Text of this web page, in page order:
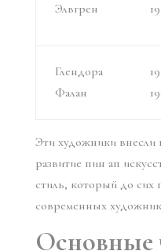
Элвгрен
Глендора
Фалан
Эти художники
развитие пин ап
стиль, который до сих
современных
Основные